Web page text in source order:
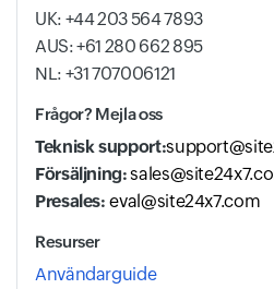
UK: +44 203 564 7893
AUS: +61 280 662 895
NL: +31 707006121
Frågor? Mejla oss
Teknisk support:
Försäljning:
Presales:eval@site24x7.com
Resurser
Användarguide